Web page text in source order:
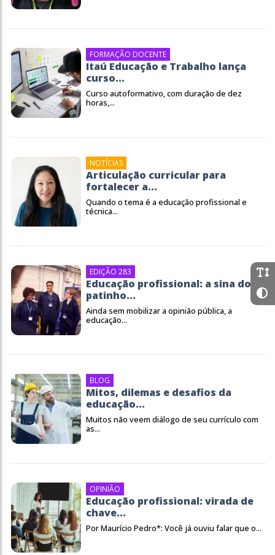
FORMAÇÃO DOCENTE
Itaú Educação e Trabalho lança
curso...
Curso autoformativo, com duração de dez
horas,...
NOTÍCIAS
Articulação curricular para
fortalecer a...
Quando o tema é a educação profissional e
técnica...
EDIÇÃO 283
Educação profissional: a sina do
patinho...
Ainda sem mobilizar a opinião pública, a
educação...
BLOG
Mitos, dilemas e desafios da
educação...
Muitos não veem diálogo de seu currículo com
as...
OPINIÃO
Educação profissional: virada de
chave...
Por Maurício Pedro*: Você já ouviu falar que o...